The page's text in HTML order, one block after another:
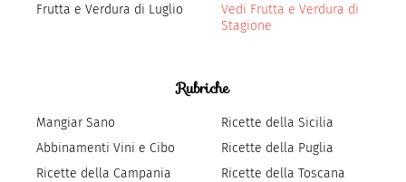
Frutta e Verdura di Luglio
Vedi Frutta e Verdura di
Stagione
Rubriche
Mangiar Sano
Abbinamenti Vini e Cibo
Ricette della Campania
Ricette della Sicilia
Ricette della Puglia
Ricette della Toscana